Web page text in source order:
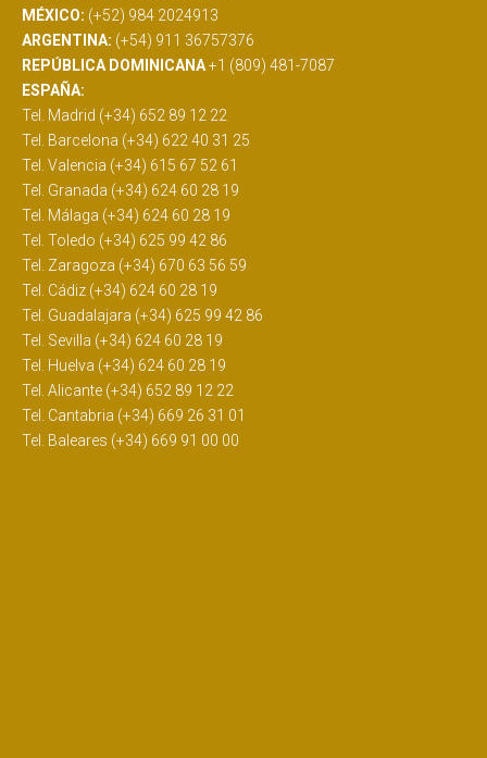
MÉXICO: (+52) 984 2024913
ARGENTINA: (+54) 911 36757376
REPÚBLICA DOMINICANA+1 (809) 481-7087
ESPAÑA:
Tel. Madrid (+34) 652 89 12 22
Tel. Barcelona (+34) 622 40 31 25
Tel. Valencia (+34) 615 67 52 61
Tel. Granada (+34) 624 60 28 19
Tel. Málaga (+34) 624 60 28 19
Tel. Toledo (+34) 625 99 42 86
Tel. Zaragoza (+34) 670 63 56 59
Tel. Cádiz (+34) 624 60 28 19
Tel. Guadalajara (+34) 625 99 42 86
Tel. Sevilla (+34) 624 60 28 19
Tel. Huelva (+34) 624 60 28 19
Tel. Alicante (+34) 652 89 12 22
Tel. Cantabria (+34) 669 26 31 01
Tel. Baleares (+34) 669 91 00 00